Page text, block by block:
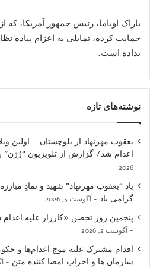
باراک اوباما، رئیس جمهور آمریکا،
حمایت کرده، تمایلی به اعزام پیاده
نداده است.
نوشته‌های تازه
یعقوب مهرنهاد از بلوچستان – اولین
اعدام شد/ گزارش از تلویزیون “رُژن”
2026
یاد “یعقوب مهرنهاد” شهید و نمادِ
گرامی باد
آگوست 3, 2026
پنجمین روز تحصن «کارزار علیه
آگوست 2, 2026
اقدام مشترک علیه موج اعدام‌ها و
سازمان ها و احزاب امضا کننده متن